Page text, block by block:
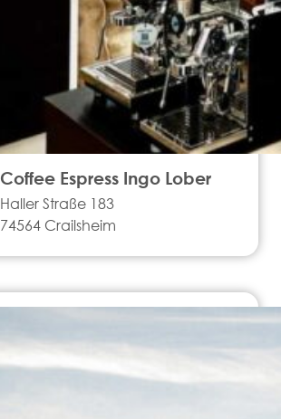
Coffee Espress Ingo Lober
Haller Straße 183
74564 Crailsheim